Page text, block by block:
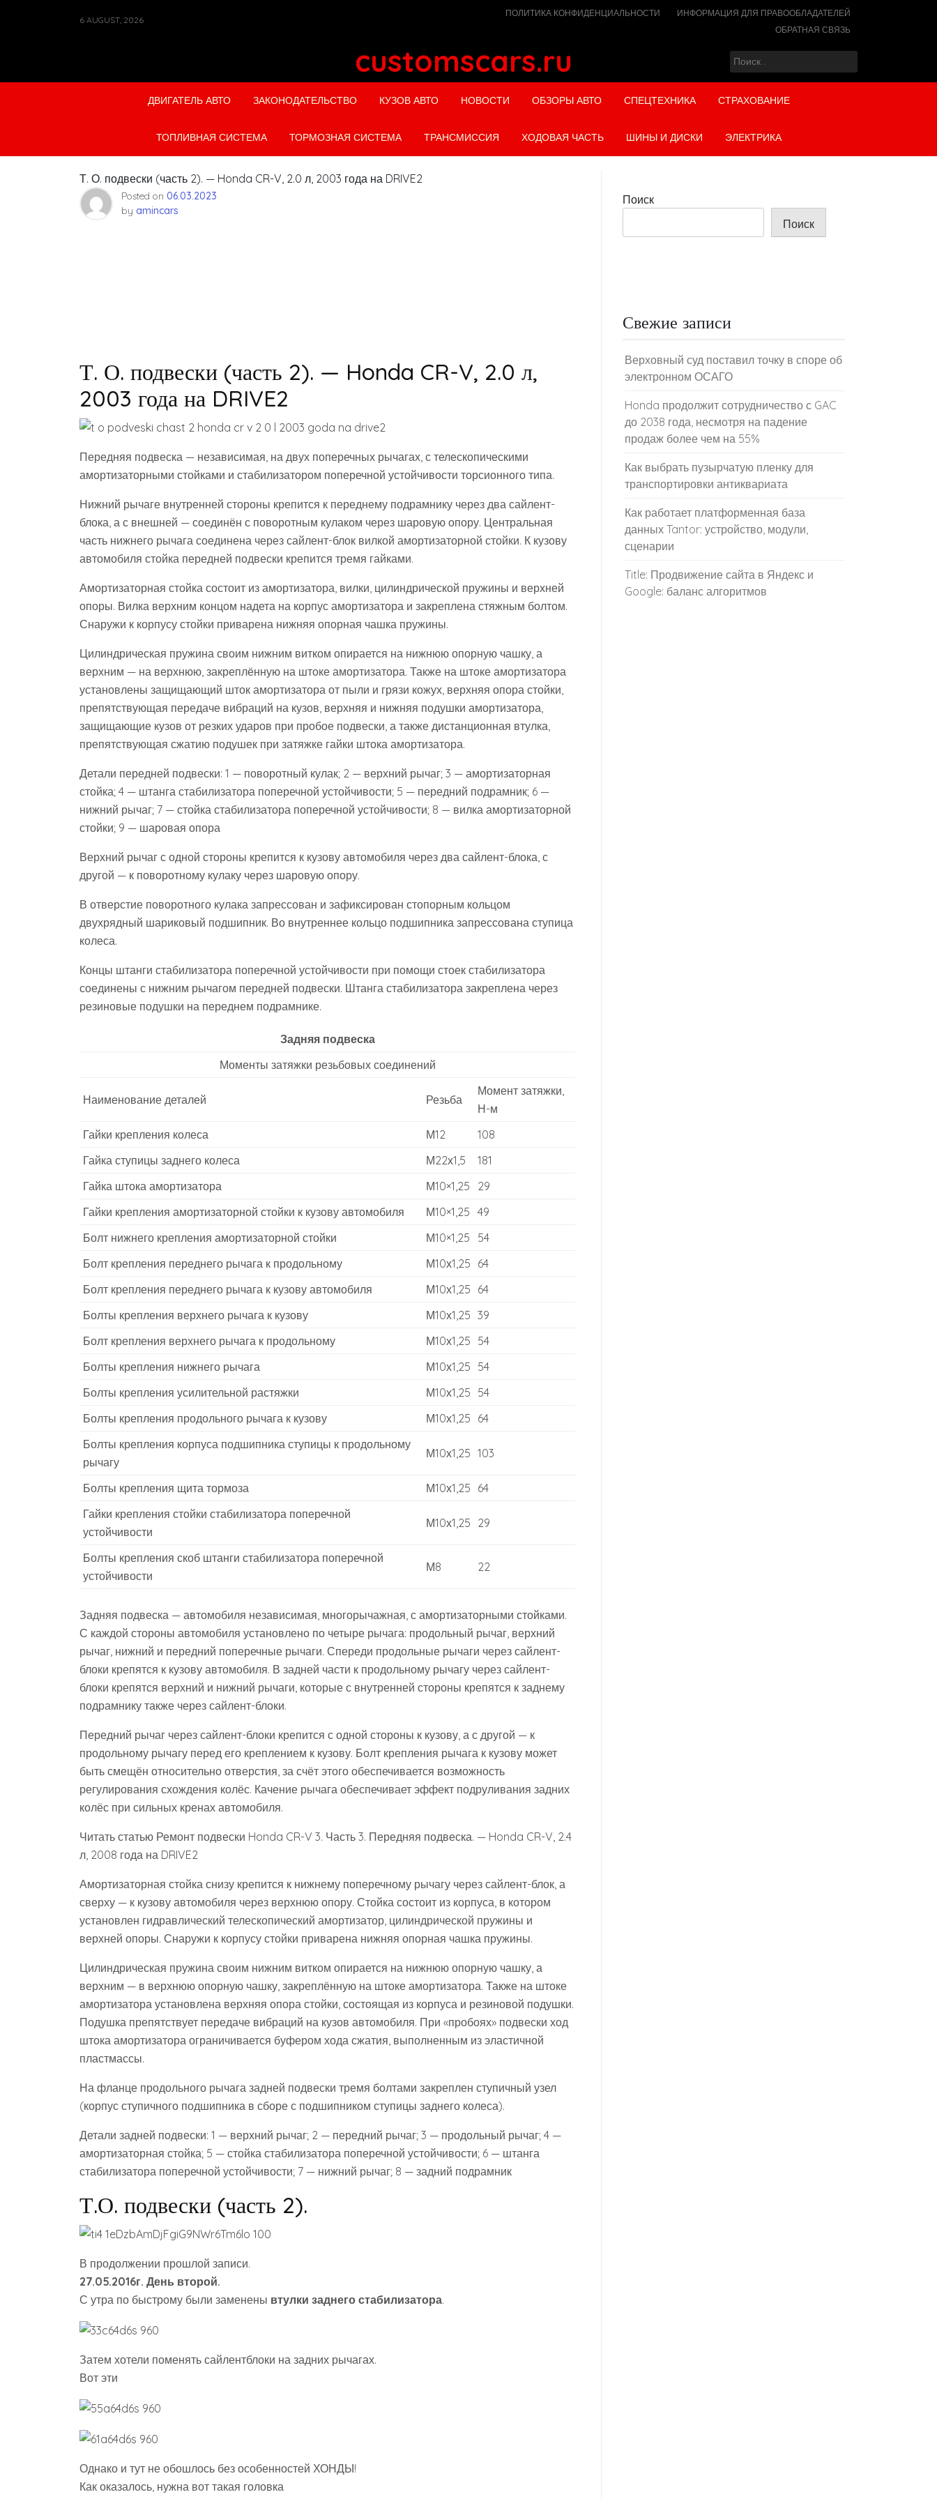
6 AUGUST, 2026
ПОЛИТИКА КОНФИДЕНЦИАЛЬНОСТИ
ИНФОРМАЦИЯ ДЛЯ ПРАВООБЛАДАТЕЛЕЙ
ОБРАТНАЯ СВЯЗЬ
customscars.ru Найти:
ДВИГАТЕЛЬ АВТО ЗАКОНОДАТЕЛЬСТВО КУЗОВ АВТО НОВОСТИ ОБЗОРЫ АВТО СПЕЦТЕХНИКА СТРАХОВАНИЕ
ТОПЛИВНАЯ СИСТЕМА ТОРМОЗНАЯ СИСТЕМА ТРАНСМИССИЯ ХОДОВАЯ ЧАСТЬ ШИНЫ И ДИСКИ ЭЛЕКТРИКА
Т. О. подвески (часть 2). — Honda CR-V, 2.0 л, 2003 года на DRIVE2
Posted on 06.03.2023
by amincars
Т. О. подвески (часть 2). — Honda CR-V, 2.0 л,
2003 года на DRIVE2
Передняя подвеска — независимая, на двух поперечных рычагах, с телескопическими
амортизаторными стойками и стабилизатором поперечной устойчивости торсионного типа.
Нижний рычаге внутренней стороны крепится к переднему подрамнику через два сайлент-
блока, а с внешней — соединён с поворотным кулаком через шаровую опору. Центральная
часть нижнего рычага соединена через сайлент-блок вилкой амортизаторной стойки. К кузову
автомобиля стойка передней подвески крепится тремя гайками.
Амортизаторная стойка состоит из амортизатора, вилки, цилиндрической пружины и верхней
опоры. Вилка верхним концом надета на корпус амортизатора и закреплена стяжным болтом.
Снаружи к корпусу стойки приварена нижняя опорная чашка пружины.
Цилиндрическая пружина своим нижним витком опирается на нижнюю опорную чашку, а
верхним — на верхнюю, закреплённую на штоке амортизатора. Также на штоке амортизатора
установлены защищающий шток амортизатора от пыли и грязи кожух, верхняя опора стойки,
препятствующая передаче вибраций на кузов, верхняя и нижняя подушки амортизатора,
защищающие кузов от резких ударов при пробое подвески, а также дистанционная втулка,
препятствующая сжатию подушек при затяжке гайки штока амортизатора.
Детали передней подвески: 1 — поворотный кулак; 2 — верхний рычаг; 3 — амортизаторная
стойка; 4 — штанга стабилизатора поперечной устойчивости; 5 — передний подрамник; 6 —
нижний рычаг; 7 — стойка стабилизатора поперечной устойчивости; 8 — вилка амортизаторной
стойки; 9 — шаровая опора
Верхний рычаг с одной стороны крепится к кузову автомобиля через два сайлент-блока, с
другой — к поворотному кулаку через шаровую опору.
В отверстие поворотного кулака запрессован и зафиксирован стопорным кольцом
двухрядный шариковый подшипник. Во внутреннее кольцо подшипника запрессована ступица
колеса.
Концы штанги стабилизатора поперечной устойчивости при помощи стоек стабилизатора
соединены с нижним рычагом передней подвески. Штанга стабилизатора закреплена через
резиновые подушки на переднем подрамнике.
Задняя подвеска
Моменты затяжки резьбовых соединений
Наименование деталей Резьба
Момент затяжки,
Н-м
Гайки крепления колеса
М12
108
Гайка ступицы заднего колеса
М22х1,5
181
Гайка штока амортизатора
М10×1,25
29
Гайки крепления амортизаторной стойки к кузову автомобиля
М10×1,25 49
Болт нижнего крепления амортизаторной стойки
М10×1,25
54
Болт крепления переднего рычага к продольному
М10х1,25 64
Болт крепления переднего рычага к кузову автомобиля
М10х1,25 64
Болты крепления верхнего рычага к кузову
М10х1,25 39
Болт крепления верхнего рычага к продольному
М10х1,25 54
Болты крепления нижнего рычага
М10х1,25 54
Болты крепления усилительной растяжки
М10х1,25 54
Болты крепления продольного рычага к кузову
М10х1,25 64
Болты крепления корпуса подшипника ступицы к продольному
рычагу
М10х1,25 103
Болты крепления щита тормоза М10х1,25 64
Гайки крепления стойки стабилизатора поперечной
устойчивости
М10х1,25 29
Болты крепления скоб штанги стабилизатора поперечной
устойчивости
М8 22
Задняя подвеска — автомобиля независимая, многорычажная, с амортизаторными стойками.
С каждой стороны автомобиля установлено по четыре рычага: продольный рычаг, верхний
рычаг, нижний и передний поперечные рычаги. Спереди продольные рычаги через сайлент-
блоки крепятся к кузову автомобиля. В задней части к продольному рычагу через сайлент-
блоки крепятся верхний и нижний рычаги, которые с внутренней стороны крепятся к заднему
подрамнику также через сайлент-блоки.
Передний рычаг через сайлент-блоки крепится с одной стороны к кузову, а с другой — к
продольному рычагу перед его креплением к кузову. Болт крепления рычага к кузову может
быть смещён относительно отверстия, за счёт этого обеспечивается возможность
регулирования схождения колёс. Качение рычага обеспечивает эффект подруливания задних
колёс при сильных кренах автомобиля.
Читать статью Ремонт подвески Honda CR-V 3. Часть 3. Передняя подвеска. — Honda CR-V, 2.4
л, 2008 года на DRIVE2
Амортизаторная стойка снизу крепится к нижнему поперечному рычагу через сайлент-блок, а
сверху — к кузову автомобиля через верхнюю опору. Стойка состоит из корпуса, в котором
установлен гидравлический телескопический амортизатор, цилиндрической пружины и
верхней опоры. Снаружи к корпусу стойки приварена нижняя опорная чашка пружины.
Цилиндрическая пружина своим нижним витком опирается на нижнюю опорную чашку, а
верхним — в верхнюю опорную чашку, закреплённую на штоке амортизатора. Также на штоке
амортизатора установлена верхняя опора стойки, состоящая из корпуса и резиновой подушки.
Подушка препятствует передаче вибраций на кузов автомобиля. При «пробоях» подвески ход
штока амортизатора ограничивается буфером хода сжатия, выполненным из эластичной
пластмассы.
На фланце продольного рычага задней подвески тремя болтами закреплен ступичный узел
(корпус ступичного подшипника в сборе с подшипником ступицы заднего колеса).
Детали задней подвески: 1 — верхний рычаг; 2 — передний рычаг; 3 — продольный рычаг; 4 —
амортизаторная стойка; 5 — стойка стабилизатора поперечной устойчивости; 6 — штанга
стабилизатора поперечной устойчивости; 7 — нижний рычаг; 8 — задний подрамник
Т.О. подвески (часть 2).
В продолжении прошлой записи.
27.05.2016г. День второй.
С утра по быстрому были заменены втулки заднего стабилизатора.
Затем хотели поменять сайлентблоки на задних рычагах.
Вот эти
Однако и тут не обошлось без особенностей ХОНДЫ!
Как оказалось, нужна вот такая головка
Поиск
Поиск
Свежие записи
Верховный суд поставил точку в споре об
электронном ОСАГО
Honda продолжит сотрудничество с GAC
до 2038 года, несмотря на падение
продаж более чем на 55%
Как выбрать пузырчатую пленку для
транспортировки антиквариата
Как работает платформенная база
данных Tantor: устройство, модули,
сценарии
Title: Продвижение сайта в Яндекс и
Google: баланс алгоритмов